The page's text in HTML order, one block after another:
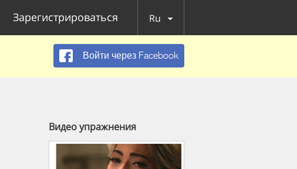
Зарегистрироваться Ru
Войти через Facebook
Видео упражнения